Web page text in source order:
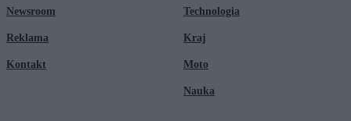
Newsroom
Reklama
Kontakt
Technologia
Kraj
Moto
Nauka